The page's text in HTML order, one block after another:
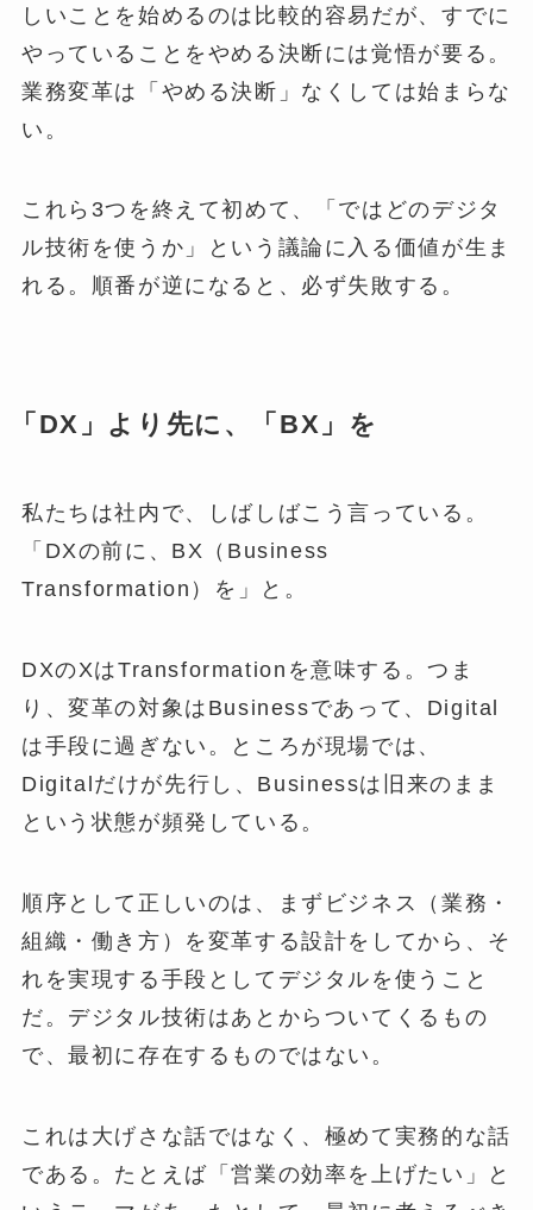
しいことを始めるのは比較的容易だが、すでに
やっていることをやめる決断には覚悟が要る。
業務変革は「やめる決断」なくしては始まらな
い。
これら3つを終えて初めて、「ではどのデジタ
ル技術を使うか」という議論に入る価値が生ま
れる。順番が逆になると、必ず失敗する。
「DX」より先に、「BX」を
私たちは社内で、しばしばこう言っている。
「DXの前に、BX（Business
Transformation）を」と。
DXのXはTransformationを意味する。つま
り、変革の対象はBusinessであって、Digital
は手段に過ぎない。ところが現場では、
Digitalだけが先行し、Businessは旧来のまま
という状態が頻発している。
順序として正しいのは、まずビジネス（業務・
組織・働き方）を変革する設計をしてから、そ
れを実現する手段としてデジタルを使うこと
だ。デジタル技術はあとからついてくるもの
で、最初に存在するものではない。
これは大げさな話ではなく、極めて実務的な話
である。たとえば「営業の効率を上げたい」と